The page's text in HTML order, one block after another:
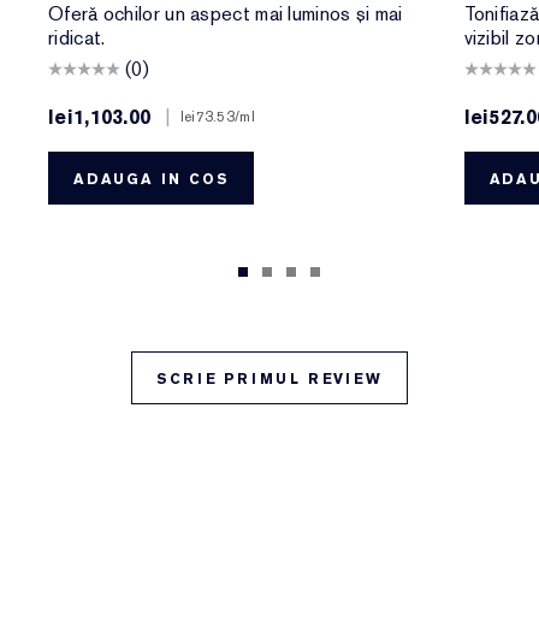
Oferă ochilor un aspect mai luminos și mai
ridicat.
(0)
lei1,103.00
lei73.53/ml
ADAUGA IN COS
vizibil
SCRIE PRIMUL REVIEW